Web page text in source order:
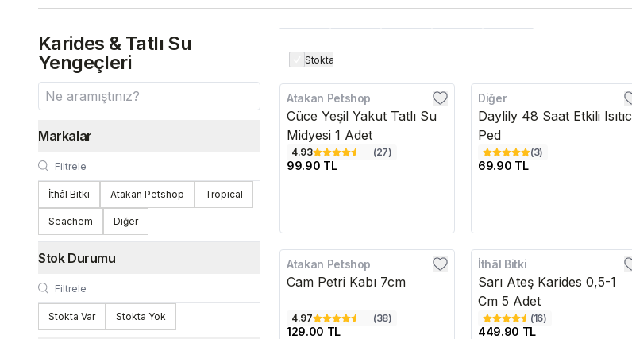
Karides & Tatlı Su
Yengeçleri
Markalar
İthâl Bitki Atakan Petshop Tropical
Seachem Diğer
Stok Durumu
Stokta Var Stokta Yok
Stokta
Atakan Petshop
Cüce Yeşil Yakut Tatlı Su
Midyesi 1 Adet
4.93 (27)
99.90 TL
Diğer
Daylily 48 Saat Etkili
Ped
(3)
69.90 TL
Atakan Petshop
Cam Petri Kabı 7cm
4.97 (38)
129.00 TL
İthâl Bitki
Sarı Ateş Karides 0,5-1
Cm 5 Adet
(16)
449.90 TL